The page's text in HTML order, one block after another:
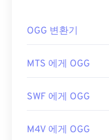
OGG 파일을
이어입니다. 또한
로그램을 통해
모바일 기기에서
OGG 변환기
MTS 에게 OGG
SWF 에게 OGG
M4V 에게 OGG